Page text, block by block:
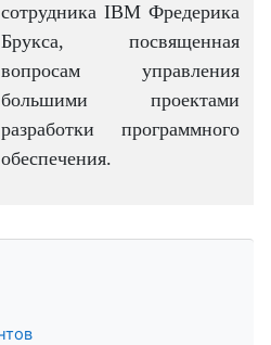
сотрудника IBM Фредерика
Брукса, посвященная
вопросам управления
большими проектами
разработки программного
обеспечения.